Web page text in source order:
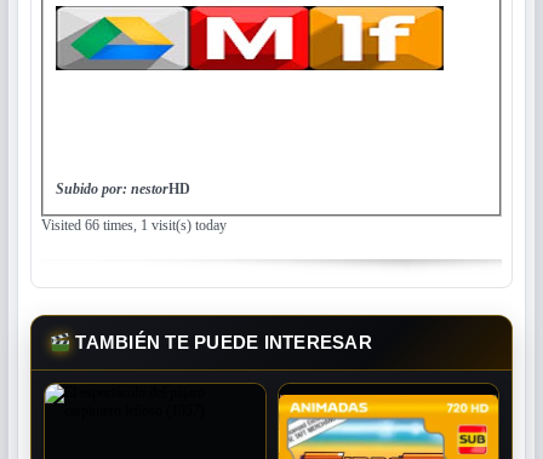
Subido por: nestorHD
Visited 66 times, 1 visit(s) today
TAMBIÉN TE PUEDE INTERESAR